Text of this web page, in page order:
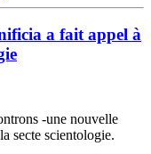
a fait appel à
-une nouvelle
secte scientologie.